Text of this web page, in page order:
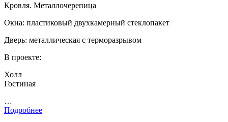
Кровля. Металлочерепица
Окна: пластиковый двухкамерный стеклопакет
Дверь: металлическая с терморазрывом
В проекте:
Холл
Гостиная
…
Подробнее